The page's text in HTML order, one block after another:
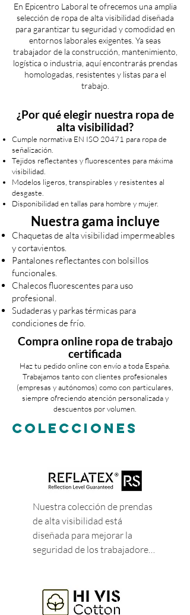
En Epicentro Laboral te ofrecemos una amplia
selección de ropa de alta visibilidad diseñada
para garantizar tu seguridad y comodidad en
entornos laborales exigentes. Ya seas
trabajador de la construcción, mantenimiento,
logística o industria, aquí encontrarás prendas
homologadas, resistentes y listas para el
trabajo.
¿Por qué elegir nuestra ropa de
alta visibilidad?
Cumple normativa EN ISO 20471 para ropa de
señalización.
Tejidos reflectantes y fluorescentes para máxima
visibilidad.
Modelos ligeros, transpirables y resistentes al
desgaste.
Disponibilidad en tallas para hombre y mujer.
Nuestra gama incluye
Chaquetas de alta visibilidad impermeables
y cortavientos.
Pantalones reflectantes con bolsillos
funcionales.
Chalecos fluorescentes para uso
profesional.
Sudaderas y parkas térmicas para
condiciones de frío.
Compra online ropa de trabajo
certificada
Haz tu pedido online con envío a toda España.
Trabajamos tanto con clientes profesionales
(empresas y autónomos) como con particulares,
siempre ofreciendo atención personalizada y
descuentos por volumen.
COLECCIONES
Nuestra colección de prendas
de alta visibilidad está
diseñada para mejorar la
seguridad de los trabajadores
sin costuras utiliza tecnología
de cintas segmentadas